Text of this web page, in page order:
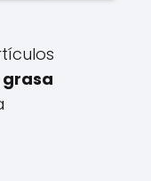
grasa